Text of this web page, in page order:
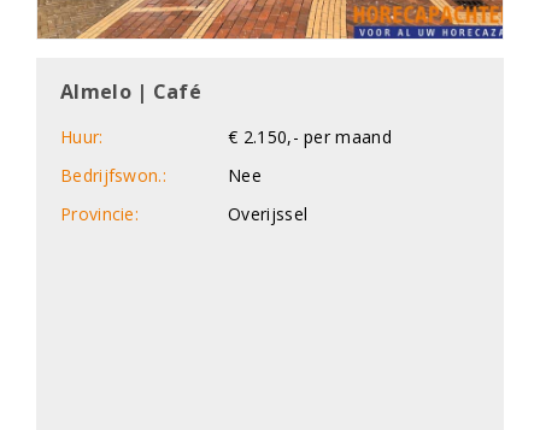
Almelo | Café
Huur:
€ 2.150,- per maand
Bedrijfswon.:
Nee
Provincie:
Overijssel